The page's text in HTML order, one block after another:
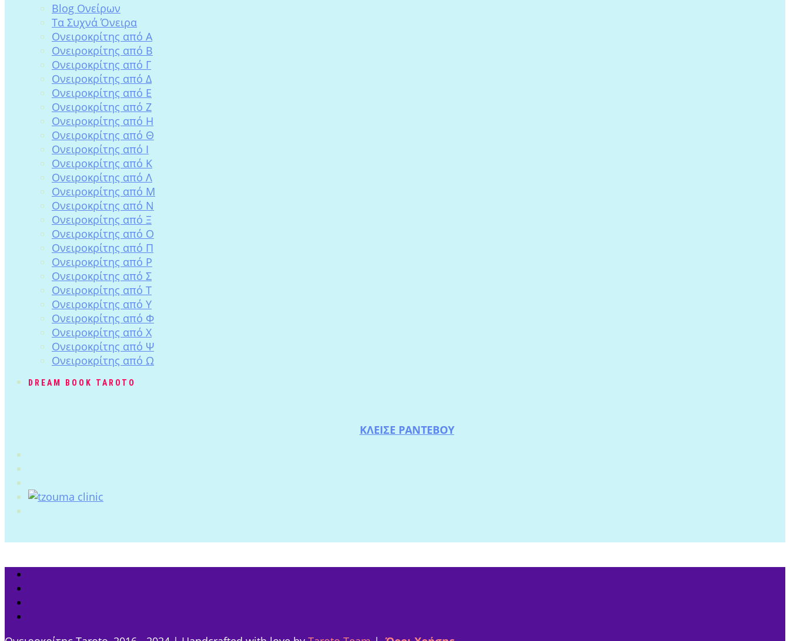
Blog Ονείρων
Tα Συχνά Όνειρα
Ονειροκρίτης από Α
Ονειροκρίτης από Β
Ονειροκρίτης από Γ
Ονειροκρίτης από Δ
Ονειροκρίτης από Ε
Ονειροκρίτης από Ζ
Ονειροκρίτης από Η
Ονειροκρίτης από Θ
Ονειροκρίτης από Ι
Ονειροκρίτης από Κ
Ονειροκρίτης από Λ
Ονειροκρίτης από Μ
Ονειροκρίτης από Ν
Ονειροκρίτης από Ξ
Ονειροκρίτης από Ο
Ονειροκρίτης από Π
Ονειροκρίτης από Ρ
Ονειροκρίτης από Σ
Ονειροκρίτης από Τ
Ονειροκρίτης από Υ
Ονειροκρίτης από Φ
Ονειροκρίτης από Χ
Ονειροκρίτης από Ψ
Ονειροκρίτης από Ω
DREAM BOOK TAROTO
ΚΛΕΙΣΕ ΡΑΝΤΕΒΟΥ